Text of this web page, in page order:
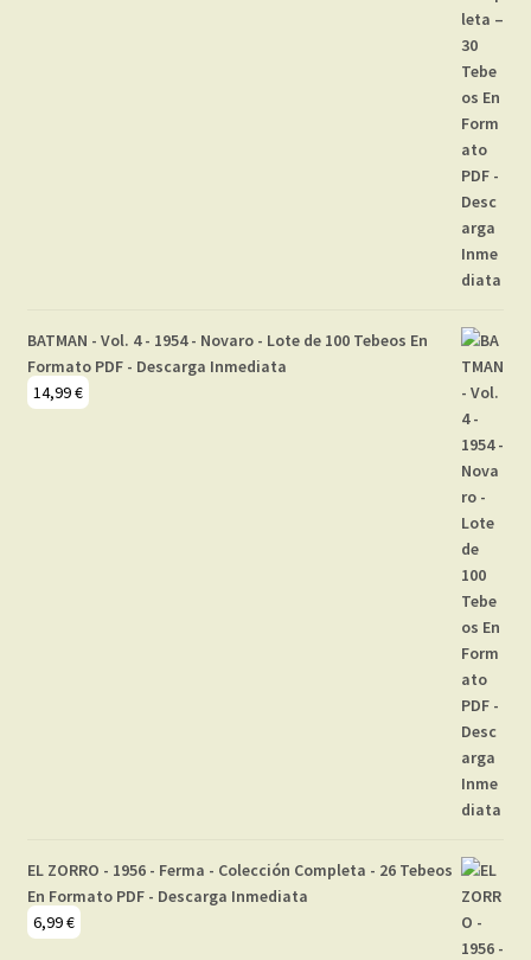
BATMAN - Vol. 4 - 1954 - Novaro - Lote de 100 Tebeos En
Formato PDF - Descarga Inmediata
14,99€
EL ZORRO - 1956 - Ferma - Colección Completa - 26 Tebeos
En Formato PDF - Descarga Inmediata
6,99€